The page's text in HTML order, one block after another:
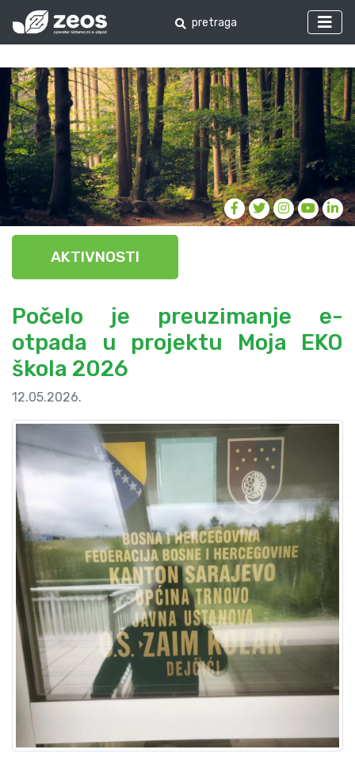
AKTIVNOSTI
Počelo je preuzimanje e-
otpada u projektu Moja EKO
škola 2026
12.05.2026.